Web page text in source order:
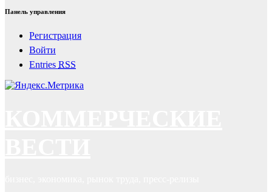
Панель управления
Регистрация
Войти
Entries RSS